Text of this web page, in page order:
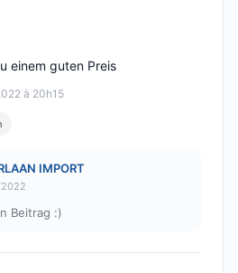
à 20h15
einem guten Preis
IMPORT
Beitrag :)